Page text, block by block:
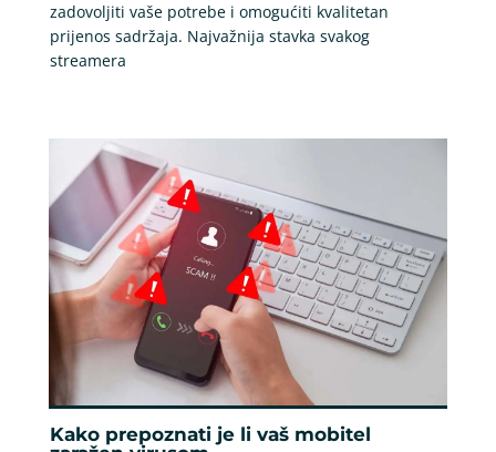
zadovoljiti vaše potrebe i omogućiti kvalitetan
prijenos sadržaja. Najvažnija stavka svakog
streamera
Kako prepoznati je li vaš mobitel